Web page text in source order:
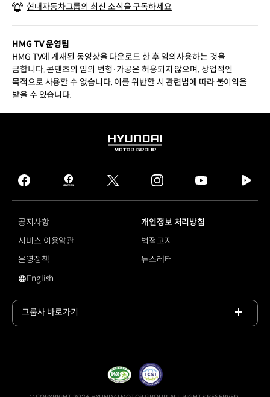
장
현대자동차그룹의 최신 소식을 구독하세요
HMG TV 운영팀
HMG TV에 게재된 동영상을 다운로드 한 후 임의사용하는 것을
금합니다. 콘텐츠의 임의 변형·가공은 허용되지 않으며, 상업적인
목적으로 사용할 수 없습니다. 이를 위반할 시 관련법에 따라 불이익을
받을 수 있습니다.
HYUNDAI
GROUP
facebook
hmg
journal
twitter instagram
tv
공지사항
개인정보 처리방침
서비스 이용약관
법적고지
운영정책
뉴스레터
영문 사이트로 이동
English
그룹사 바로가기